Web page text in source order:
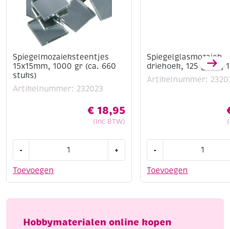
Spiegelmozaieksteentjes
15x15mm, 1000 gr (ca. 660
stuks)
Artikelnummer: 232023
€ 18,95
(Inc BTW)
Toevoegen
-
1000
660
aantal
+
Spiegelglasmozaiek
driehoek, 125 gram,
Artikelnummer:
Toevoegen
-
125
aantal
Hobbymaterialen online kopen